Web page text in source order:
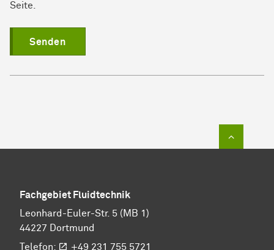
Seite.
Senden
Fachgebiet Fluidtechnik
Leonhard-Euler-Str. 5 (MB 1)
44227 Dortmund
Telefon:
+49 231 755 5721